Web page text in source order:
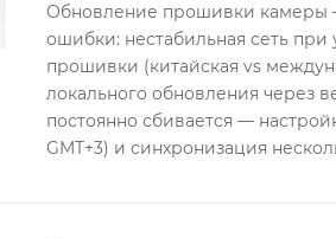
Обновление прошивки камеры
ошибки: нестабильная сеть
прошивки (китайская vs
локального обновления через
постоянно сбивается —
GMT+3) и синхронизация